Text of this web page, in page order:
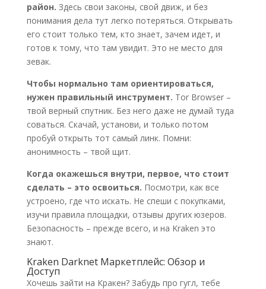
район. Здесь свои законы, свой движ, и без
понимания дела тут легко потеряться. Открывать
его стоит только тем, кто знает, зачем идет, и
готов к тому, что там увидит. Это не место для
зевак.
Чтобы нормально там ориентироваться,
нужен правильный инструмент. Tor Browser –
твой верный спутник. Без него даже не думай туда
соваться. Скачай, установи, и только потом
пробуй открыть тот самый линк. Помни:
анонимность – твой щит.
Когда окажешься внутри, первое, что стоит
сделать – это освоиться. Посмотри, как все
устроено, где что искать. Не спеши с покупками,
изучи правила площадки, отзывы других юзеров.
Безопасность – прежде всего, и на Kraken это
знают.
Kraken Darknet Маркетплейс: Обзор и
Доступ
Хочешь зайти на Кракен? Забудь про гугл, тебе